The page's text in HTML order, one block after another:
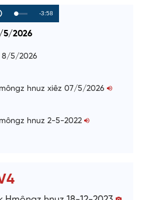
e
L
o
d
0
P
r
g
s
R
i
-3:58
5/2026
8/5/2026
hnuz xiêz 07/5/2026
hnuz 2-5-2022